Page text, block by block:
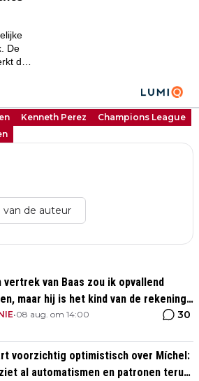
Kenneth Perez
Champions League
van de auteur
vertrek van Baas zou ik opvallend
maar hij is het kind van de rekening
komst van Blind'
•08 aug. om 14:00 30
voorzichtig optimistisch over Míchel:
al automatismen en patronen terug,